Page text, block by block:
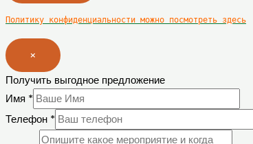
Политику конфиденциальности можно посмотреть здесь
×
Получить выгодное предложение
Имя *
Телефон *